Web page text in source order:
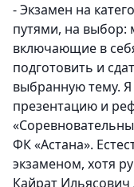
- Экзамен на
путями, на выбор:
включающие в
подготовить и
выбранную тему.
презентацию и
ФК «Астана».
экзаменом, хотя
Кайрат